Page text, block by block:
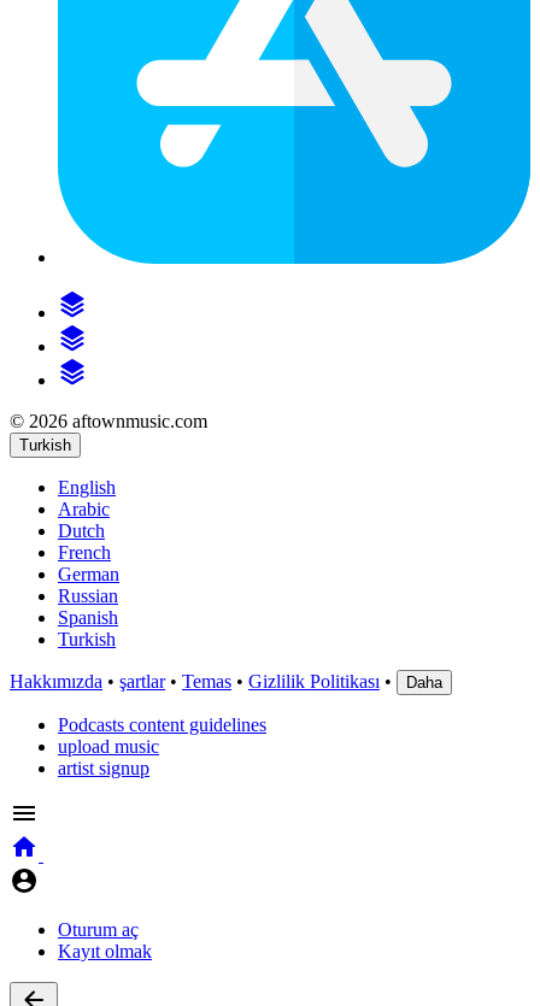
© 2026 aftownmusic.com
Turkish
English
Arabic
Dutch
French
German
Russian
Spanish
Turkish
Hakkımızda • şartlar• Temas • Gizlilik Politikası • Daha
Podcasts content guidelines
upload music
artist signup
Oturum aç
Kayıt olmak